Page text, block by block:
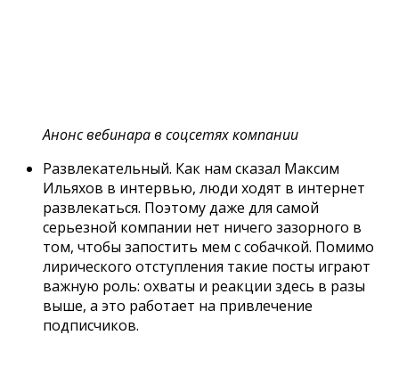
Анонс вебинара в соцсетях компании
Развлекательный. Как нам сказал Максим
Ильяхов в интервью, люди ходят в интернет
развлекаться. Поэтому даже для самой
серьезной компании нет ничего зазорного в
том, чтобы запостить мем с собачкой. Помимо
лирического отступления такие посты играют
важную роль: охваты и реакции здесь в разы
выше, а это работает на привлечение
подписчиков.